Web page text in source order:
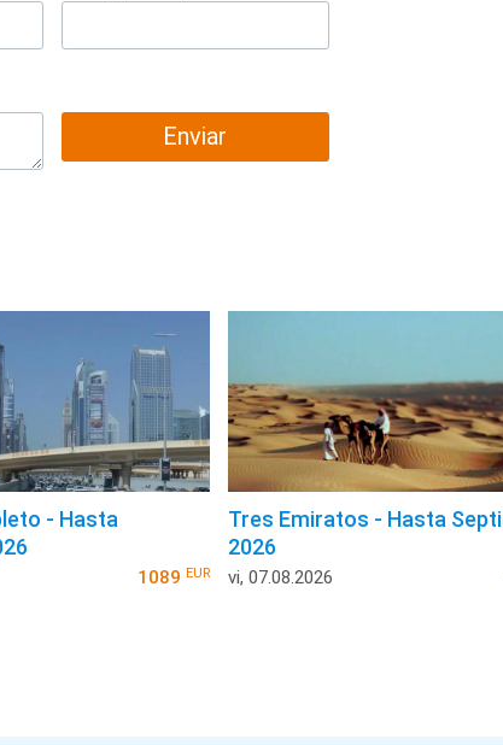
Enviar
- Hasta
1089 EUR
Tres Emiratos - Hasta
2026
vi, 07.08.2026